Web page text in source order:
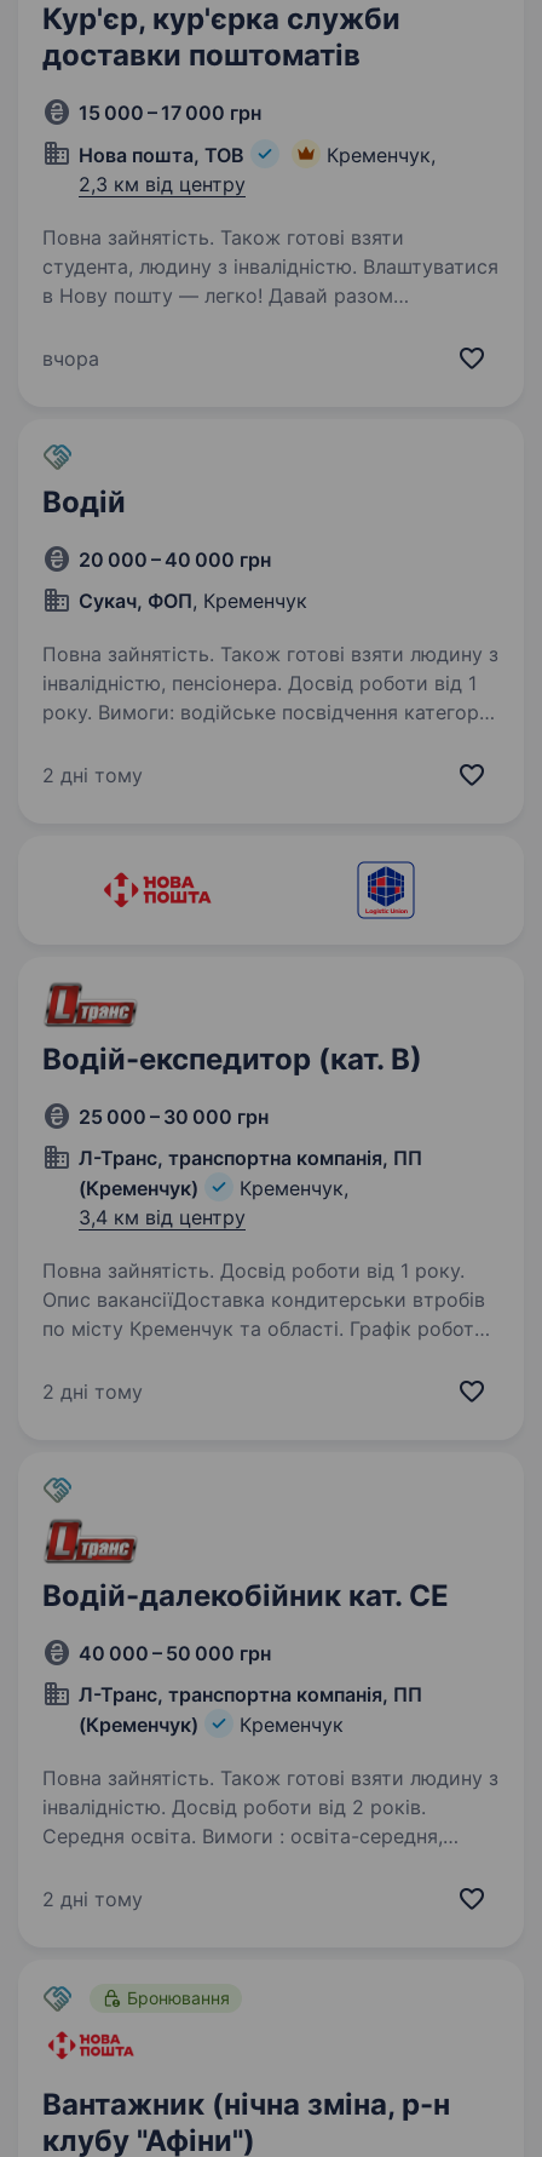
Кур'єр, кур'єрка служби
доставки поштоматів
15 000 – 17 000 грн
Нова пошта, ТОВ
Кременчук,
2,3 км від центру
Повна зайнятість. Також готові взяти
студента, людину з інвалідністю. Влаштуватися
в Нову пошту — легко! Давай разом
допомогу та довгоочікувані емоції.
зайвого…
вчора
Водій
20 000 – 40 000 грн
Сукач, ФОП, Кременчук
Повна зайнятість. Також готові взяти людину з
інвалідністю, пенсіонера. Досвід роботи від 1
року. Вимоги: водійське посвідчення категорії
перевезення пасажирів Потрібен водій на
2 дні тому
Водій-експедитор (кат. В)
25 000 – 30 000 грн
Л-Транс, транспортна компанія, ПП
(Кременчук)
Кременчук,
3,4 км від центру
Повна зайнятість. Досвід роботи від 1 року.
Опис вакансіїДоставка кондитерськи втробів
по місту Кременчук та області. Графік роботи
Завантаження товару в авто, та здача товару
2 дні тому
Водій-далекобійник кат. СЕ
40 000 – 50 000 грн
Л-Транс, транспортна компанія, ПП
(Кременчук)
Кременчук
Повна зайнятість. Також готові взяти людину з
інвалідністю. Досвід роботи від 2 років.
Середня освіта. Вимоги : освіта-середня,
шкідливих звичок (алкоголь), стресостійкість,
2 дні тому
Бронювання
Вантажник (нічна зміна, р-н
клубу "Афіни")